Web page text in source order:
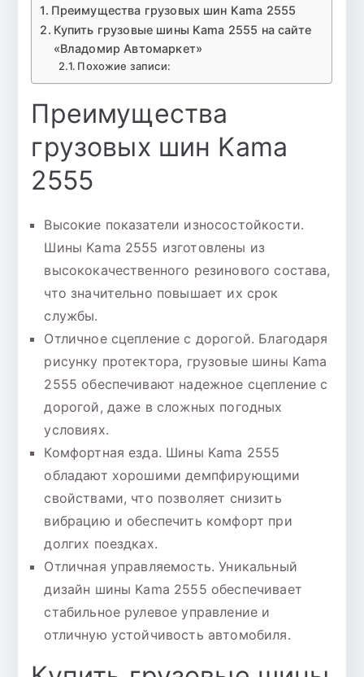
Преимущества грузовых шин Kama 2555
Купить грузовые шины Kama 2555 на сайте
«Владомир Автомаркет»
Похожие записи:
Преимущества
грузовых шин Kama
2555
Высокие показатели износостойкости.
Шины Kama 2555 изготовлены из
высококачественного резинового состава,
что значительно повышает их срок
службы.
Отличное сцепление с дорогой. Благодаря
рисунку протектора, грузовые шины Kama
2555 обеспечивают надежное сцепление с
дорогой, даже в сложных погодных
условиях.
Комфортная езда. Шины Kama 2555
обладают хорошими демпфирующими
свойствами, что позволяет снизить
вибрацию и обеспечить комфорт при
долгих поездках.
Отличная управляемость. Уникальный
дизайн шины Kama 2555 обеспечивает
стабильное рулевое управление и
отличную устойчивость автомобиля.